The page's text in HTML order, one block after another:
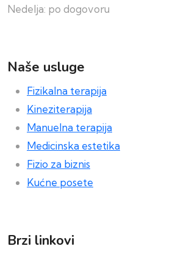
Nedelja: po dogovoru
Naše usluge
Fizikalna terapija
Kineziterapija
Manuelna terapija
Medicinska estetika
Fizio za biznis
Kućne posete
Brzi linkovi